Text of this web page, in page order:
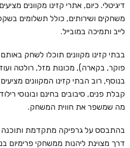
דיגיטלי. כיום, אתרי קזינו מקוונים
משחקים ושירותים, כולל תשלומים
לייב ותמיכה במובייל.
בבתי קזינו מקוונים תוכלו לשחק
פוקר, בקארה), מכונות מזל, רולטה
בנוסף, רוב הבתי קזינו המקוונים
קבלת פנים, סיבובים בחינם ובונוסי
מה שמשפר את חווית המשחק.
בהתבסס על גרפיקה מתקדמת ותוכנה